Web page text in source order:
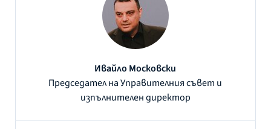
Ивайло Московски
Председател на Управителния съвет и
изпълнителен директор